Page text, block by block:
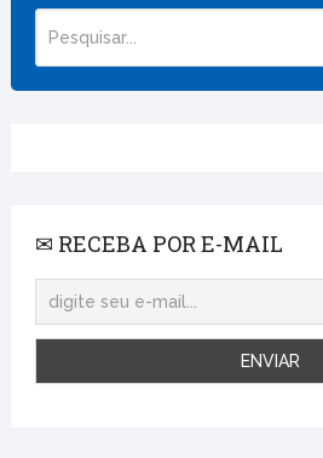
✉ RECEBA POR E-MAIL